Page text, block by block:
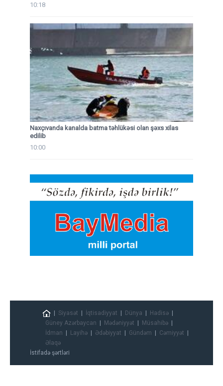
10:18
Naxçıvanda kanalda batma təhlükəsi olan şəxs xilas
edilib
10:00
Siyasət İqtisadiyyat Dünya
Hadisə
Güney Azərbaycan
Mədəniyyət
Müsahibə
İdman
Layihə Ədəbiyyat Gündəm
Cəmiyyət
Əlaqə
İstifadə şərtləri